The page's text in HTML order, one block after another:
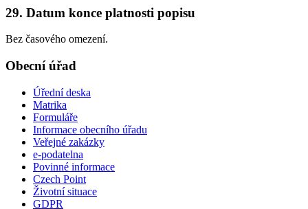
29. Datum konce platnosti popisu
Bez časového omezení.
Obecní úřad
Úřední deska
Matrika
Formuláře
Informace obecního úřadu
Veřejné zakázky
e-podatelna
Povinné informace
Czech Point
Životní situace
GDPR